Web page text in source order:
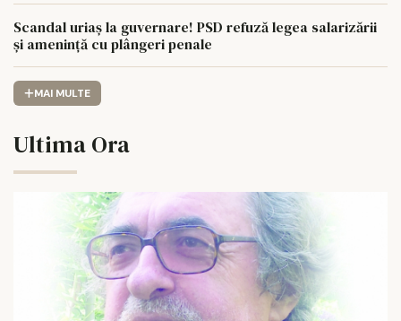
Scandal uriaș la guvernare! PSD refuză legea salarizării
și amenință cu plângeri penale
MAI MULTE
Ultima Ora